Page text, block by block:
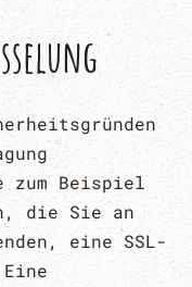
Beispiel
die Sie an
eine SSL-